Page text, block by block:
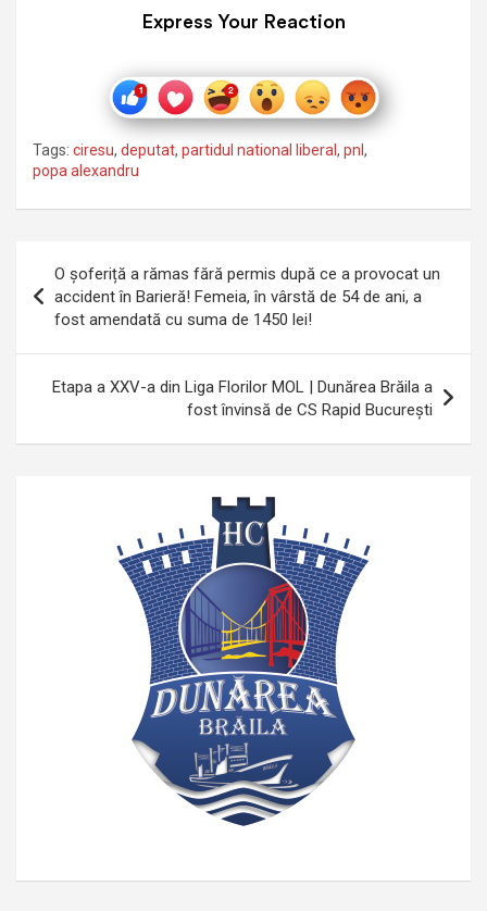
Express Your Reaction
Tags: ciresu, deputat, partidul national liberal , pnl ,
popa alexandru
în
articole
O șoferiță a rămas fără permis după ce a provocat un
accident în Barieră! Femeia, în vârstă de 54 de ani, a
fost amendată cu suma de 1450 lei!
Etapa a XXV-a din Liga Florilor MOL | Dunărea Brăila a
fost învinsă de CS Rapid București